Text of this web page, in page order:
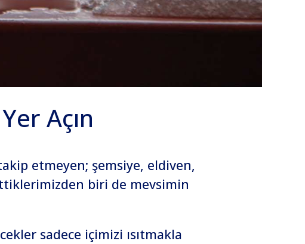
Açın
etmeyen; şemsiye, eldiven,
biri de mevsimin
sadece içimizi ısıtmakla